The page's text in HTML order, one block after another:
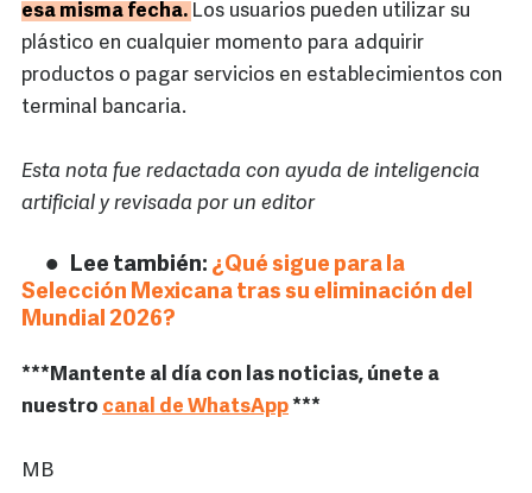
esa misma fecha. Los usuarios pueden utilizar su
plástico en cualquier momento para adquirir
productos o pagar servicios en establecimientos con
terminal bancaria.
Esta nota fue redactada con ayuda de inteligencia
artificial y revisada por un editor
Lee también: ¿Qué sigue para la
Selección Mexicana tras su eliminación del
Mundial 2026?
***Mantente al día con las noticias, únete a
nuestro canal de WhatsApp***
MB